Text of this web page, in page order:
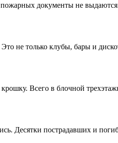
документы не
не только клубы, бары и
Всего в блочной
Десятки пострадавших и